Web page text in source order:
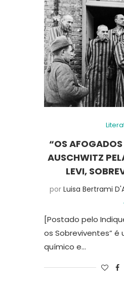
“OS AFOGADOS
AUSCHWITZ
LEVI,
por Luisa Bertrami
[Postado pelo
os Sobreviventes” é
químico e…